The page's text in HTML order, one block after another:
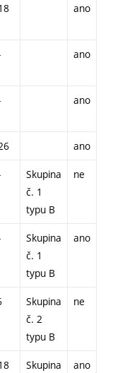
ano
ano
ano
ano
Skupina
č. 1
typu B
ne
Skupina
č. 1
typu B
ano
Skupina
č. 2
typu B
ne
Skupina
ano